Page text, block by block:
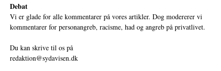
Debat
Vi er glade for alle kommentarer på vores artikler. Dog modererer vi
kommentarer for personangreb, racisme, had og angreb på privatlivet.
Du kan skrive til os på
redaktion@sydavisen.dk